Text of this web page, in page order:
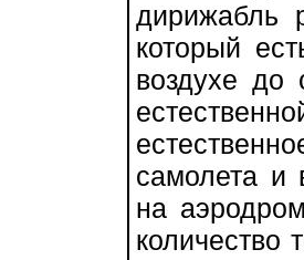
дирижабль
который
воздухе до
самолета и
на
количество